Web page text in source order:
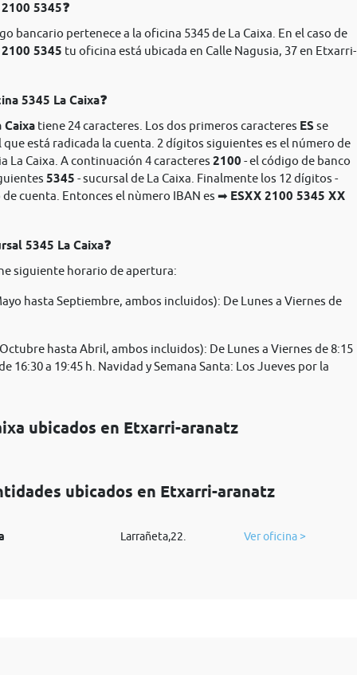
5345❓
bancario pertenece a la oficina 5345 de La Caixa. En el caso de
5345 tu oficina está ubicada en Calle Nagusia, 37 en Etxarri-
5345 La Caixa❓
Caixa tiene 24 caracteres. Los dos primeros caracteres ES se
que está radicada la cuenta. 2 dígitos siguientes es el número de
La Caixa. A continuación 4 caracteres 2100 - el código de banco
5345 - sucursal de La Caixa. Finalmente los 12 dígitos -
cuenta. Entonces el nùmero IBAN es ➡ ESXX 2100 5345 XX
5345 La Caixa❓
siguiente horario de apertura:
hasta Septiembre, ambos incluidos): De Lunes a Viernes de
hasta Abril, ambos incluidos): De Lunes a Viernes de 8:15
16:30 a 19:45 h. Navidad y Semana Santa: Los Jueves por la
ubicados en Etxarri-aranatz
ubicados en Etxarri-aranatz
Larrañeta,22. Ver oficina >